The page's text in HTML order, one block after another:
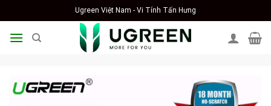
to
content
Ugreen Việt Nam - Vi Tính Tấn Hưng